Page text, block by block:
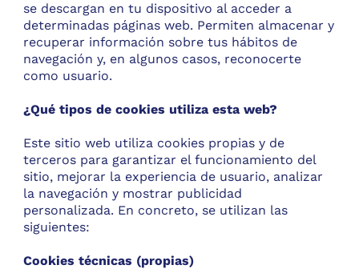
se descargan en tu dispositivo al acceder a
determinadas páginas web. Permiten almacenar y
recuperar información sobre tus hábitos de
navegación y, en algunos casos, reconocerte
como usuario.
¿Qué tipos de cookies utiliza esta web?
Este sitio web utiliza cookies propias y de
terceros para garantizar el funcionamiento del
sitio, mejorar la experiencia de usuario, analizar
la navegación y mostrar publicidad
personalizada. En concreto, se utilizan las
siguientes:
Cookies técnicas (propias)